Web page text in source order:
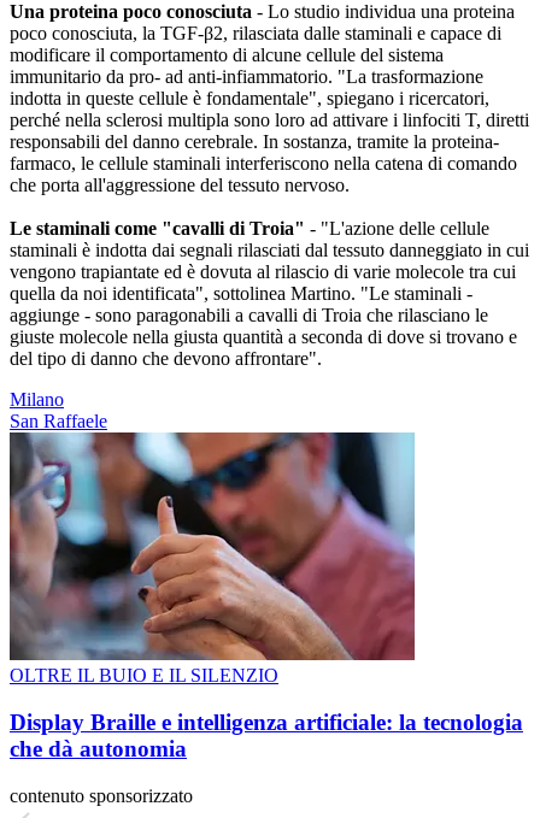
Una proteina poco conosciuta - Lo studio individua una proteina
poco conosciuta, la TGF-β2, rilasciata dalle staminali e capace di
modificare il comportamento di alcune cellule del sistema
immunitario da pro- ad anti-infiammatorio. "La trasformazione
indotta in queste cellule è fondamentale", spiegano i ricercatori,
perché nella sclerosi multipla sono loro ad attivare i linfociti T, diretti
responsabili del danno cerebrale. In sostanza, tramite la proteina-
farmaco, le cellule staminali interferiscono nella catena di comando
che porta all'aggressione del tessuto nervoso.
Le staminali come "cavalli di Troia" - "L'azione delle cellule
staminali è indotta dai segnali rilasciati dal tessuto danneggiato in cui
vengono trapiantate ed è dovuta al rilascio di varie molecole tra cui
quella da noi identificata", sottolinea Martino. "Le staminali -
aggiunge - sono paragonabili a cavalli di Troia che rilasciano le
giuste molecole nella giusta quantità a seconda di dove si trovano e
del tipo di danno che devono affrontare".
Milano
San Raffaele
OLTRE IL BUIO E IL SILENZIO
Display Braille e intelligenza artificiale: la tecnologia
che dà autonomia
contenuto sponsorizzato